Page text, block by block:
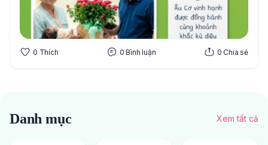
0 Thích 0 Bình luận 0 Chia sẻ
Danh mục Xem tất cả